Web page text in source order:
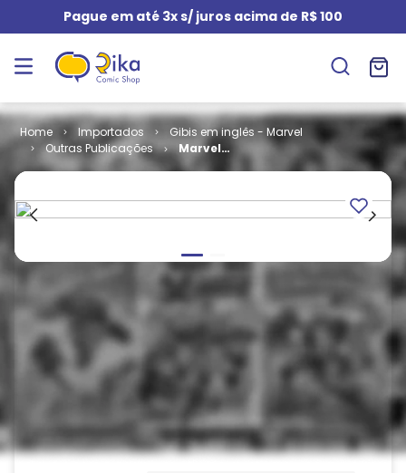
Pague em até 3x s/ juros acima de R$ 100
Importados
Gibis em inglês - Marvel
Outras Publicações
Marvel
Adventures
# 18